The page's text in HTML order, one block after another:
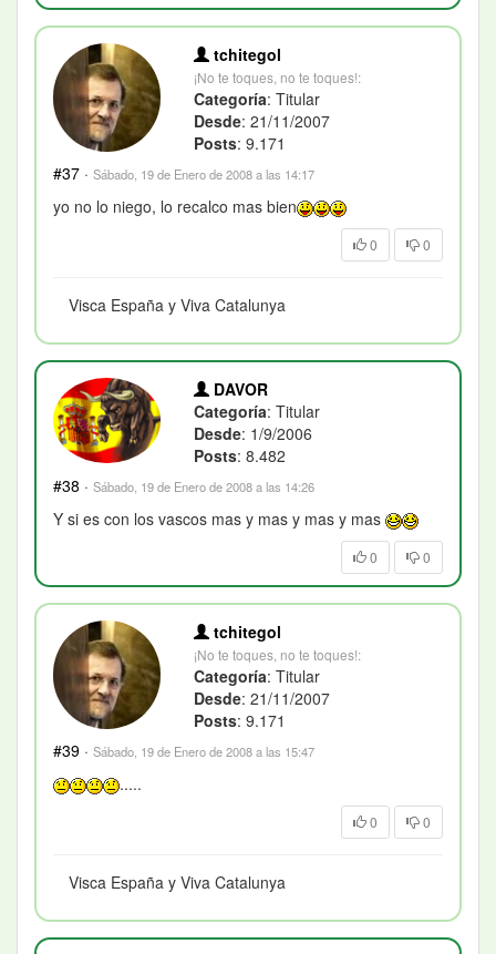
tchitegol
¡No te toques, no te toques!:
Categoría: Titular
Desde: 21/11/2007
Posts: 9.171
#37 · Sábado, 19 de Enero de 2008 a las 14:17
yo no lo niego, lo recalco mas bien
0 0
Visca España y Viva Catalunya
DAVOR
Categoría: Titular
Desde: 1/9/2006
Posts: 8.482
#38 · Sábado, 19 de Enero de 2008 a las 14:26
Y si es con los vascos mas y mas y mas y mas
0 0
tchitegol
¡No te toques, no te toques!:
Categoría: Titular
Desde: 21/11/2007
Posts: 9.171
#39 · Sábado, 19 de Enero de 2008 a las 15:47
.....
0 0
Visca España y Viva Catalunya